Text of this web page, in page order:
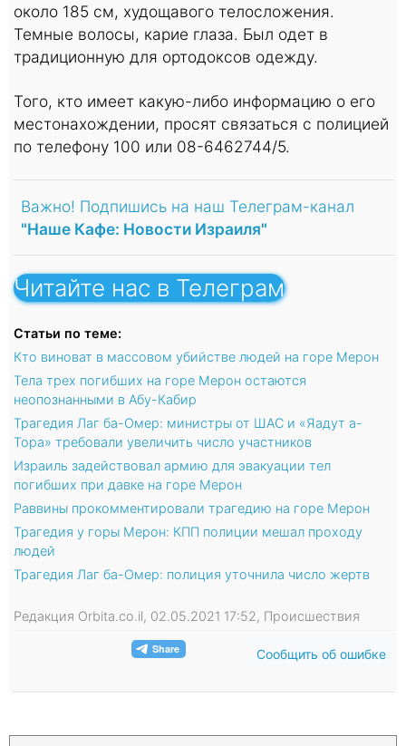
около 185 см, худощавого телосложения.
Темные волосы, карие глаза. Был одет в
традиционную для ортодоксов одежду.
Того, кто имеет какую-либо информацию о его
местонахождении, просят связаться с полицией
по телефону 100 или 08-6462744/5.
Важно! Подпишись на наш Телеграм-канал
"Наше Кафе: Новости Израиля"
Читайте нас в Телеграм
Статьи по теме:
Кто виноват в массовом убийстве людей на горе Мерон
Тела трех погибших на горе Мерон остаются
неопознанными в Абу-Кабир
Трагедия Лаг ба-Омер: министры от ШАС и «Яадут а-
Тора» требовали увеличить число участников
Израиль задействовал армию для эвакуации тел
погибших при давке на горе Мерон
Раввины прокомментировали трагедию на горе Мерон
Трагедия у горы Мерон: КПП полиции мешал проходу
людей
Трагедия Лаг ба-Омер: полиция уточнила число жертв
Редакция Orbita.co.il, 02.05.2021 17:52, Происшествия
Сообщить об ошибке